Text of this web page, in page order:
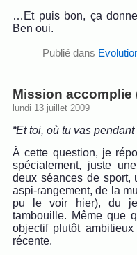
…Et puis bon, ça
Ben oui.
Publié dans
Mission accomplie
lundi 13 juillet 2009
“Et toi, où tu vas
À cette question, je
spécialement, juste
deux séances de sport,
aspi-rangement, de la
pu le voir hier), du
tambouille. Même que
objectif plutôt
récente.